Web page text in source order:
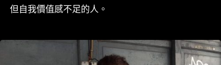
但自我價值感不足的人。